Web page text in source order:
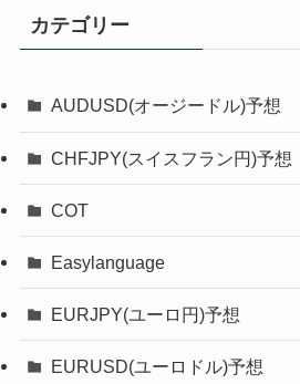
カテゴリー
AUDUSD(オージードル)予想
CHFJPY(スイスフラン円)予想
COT
Easylanguage
EURJPY(ユーロ円)予想
EURUSD(ユーロドル)予想